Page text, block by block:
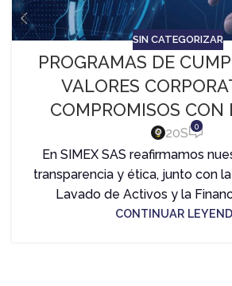
SIN CATEGORIZAR
PROGRAMAS DE
VALORES
COMPROMISOS CON
20S 0
En SIMEX SAS reafirmamos
transparencia y ética, junto con
Lavado de Activos y la
CONTINUAR